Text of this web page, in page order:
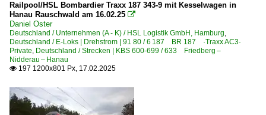
RTB Cargo - Rurtalbahn Cargo GmbH, Düren ·RTBC·
SBB Cargo Deutschland GmbH, Duisburg
Starkenberger Baustoffwerke GmbH ·SBW·STARK·
Zweikraftloks | Zweikrafthybridloks | 90 80
2 019 ·Euro9000·
2 159 BR 159 ·Eurodual·
Railpool/HSL Bombardier Traxx 187 343-9 mit Kesselwagen in
Hanau Rauschwald am 16.02.25 
Daniel Oster
Deutschland / Unternehmen (A - K) / HSL Logistik GmbH, Hamburg,
Deutschland / E-Loks | Drehstrom | 91 80 / 6 187 BR 187 ·Traxx AC3·
Private, Deutschland / Strecken | KBS 600-699 / 633 Friedberg –
Nidderau – Hanau
 197 1200x801 Px, 17.02.2025